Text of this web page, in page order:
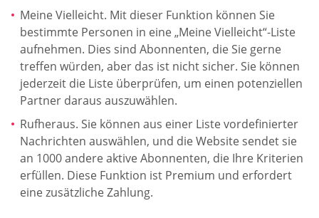
Meine Vielleicht. Mit dieser Funktion können Sie
bestimmte Personen in eine „Meine Vielleicht“-Liste
aufnehmen. Dies sind Abonnenten, die Sie gerne
treffen würden, aber das ist nicht sicher. Sie können
jederzeit die Liste überprüfen, um einen potenziellen
Partner daraus auszuwählen.
Rufheraus. Sie können aus einer Liste vordefinierter
Nachrichten auswählen, und die Website sendet sie
an 1000 andere aktive Abonnenten, die Ihre Kriterien
erfüllen. Diese Funktion ist Premium und erfordert
eine zusätzliche Zahlung.